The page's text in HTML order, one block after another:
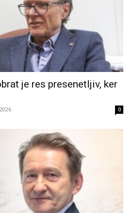
je res presenetljiv, ker
0